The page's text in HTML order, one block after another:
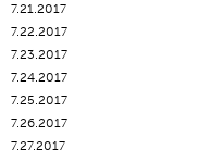
7.21.2017
7.22.2017
7.23.2017
7.24.2017
7.25.2017
7.26.2017
7.27.2017